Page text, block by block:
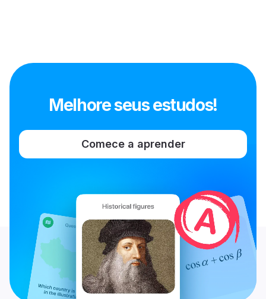
Melhore seus estudos!
Comece a aprender